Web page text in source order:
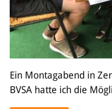
Ein Montagabend in
BVSA hatte ich die